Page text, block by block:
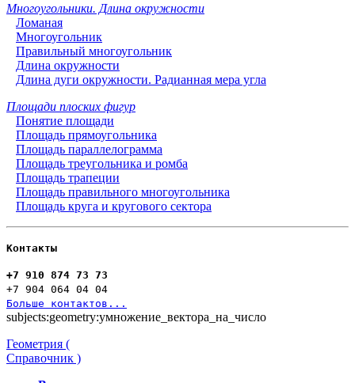
Многоугольники. Длина окружности
Ломаная
Многоугольник
Правильный многоугольник
Длина окружности
Длина дуги окружности. Радианная мера угла
Площади плоских фигур
Понятие площади
Площадь прямоугольника
Площадь параллелограмма
Площадь треугольника и ромба
Площадь трапеции
Площадь правильного многоугольника
Площадь круга и кругового сектора
Контакты
+7 910 874 73 73
+7 904 064 04 04
Больше контактов...
subjects:geometry:умножение_вектора_на_число
Геометрия (
Справочник )